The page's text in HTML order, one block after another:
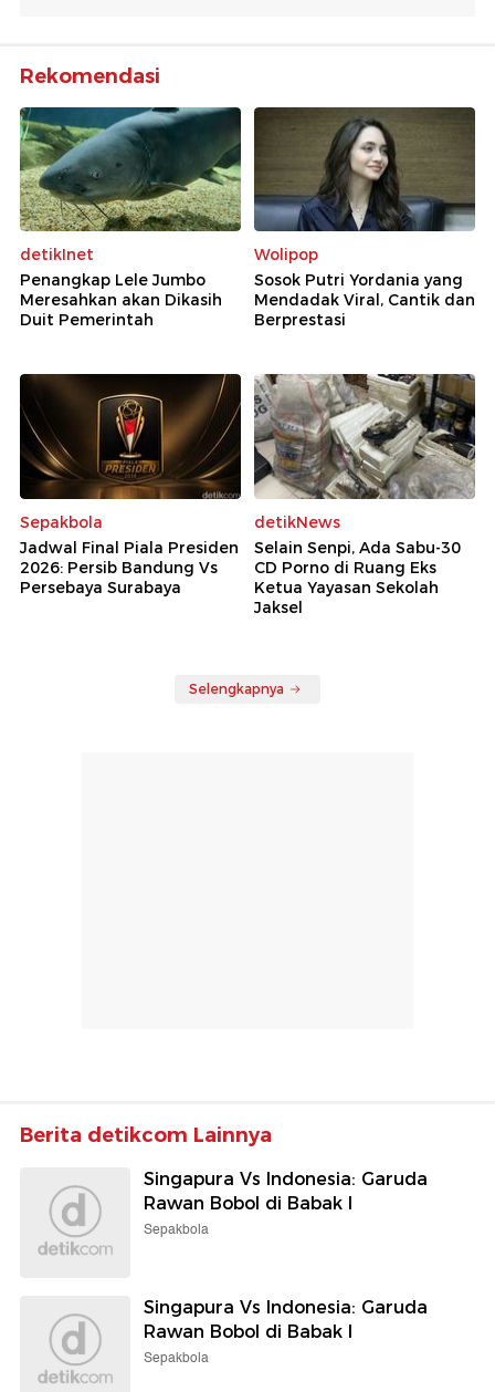
Rekomendasi
detikInet
Penangkap Lele Jumbo
Meresahkan akan Dikasih
Duit Pemerintah
Wolipop
Sosok Putri Yordania yang
Mendadak Viral, Cantik dan
Berprestasi
Sepakbola
Jadwal Final Piala Presiden
2026: Persib Bandung Vs
Persebaya Surabaya
detikNews
Selain Senpi, Ada Sabu-30
CD Porno di Ruang Eks
Ketua Yayasan Sekolah
Jaksel
Selengkapnya
Berita detikcom Lainnya
Singapura Vs Indonesia: Garuda
Rawan Bobol di Babak I
Sepakbola
Singapura Vs Indonesia: Garuda
Rawan Bobol di Babak I
Sepakbola